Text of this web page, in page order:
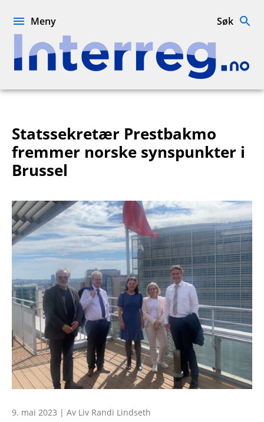
Interreg.no
Meny Søk
Statssekretær Prestbakmo
fremmer norske synspunkter i
Brussel
9. mai 2023 | Av Liv Randi Lindseth